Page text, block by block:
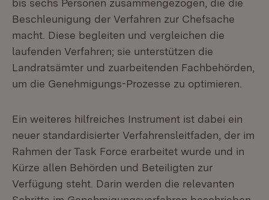
bis sechs Personen zusammengezogen, die die
Beschleunigung der Verfahren zur Chefsache
macht. Diese begleiten und vergleichen die
laufenden Verfahren; sie unterstützen die
Landratsämter und zuarbeitenden Fachbehörden,
um die Genehmigungs-Prozesse zu optimieren.
Ein weiteres hilfreiches Instrument ist dabei ein
neuer standardisierter Verfahrensleitfaden, der im
Rahmen der Task Force erarbeitet wurde und in
Kürze allen Behörden und Beteiligten zur
Verfügung steht. Darin werden die relevanten